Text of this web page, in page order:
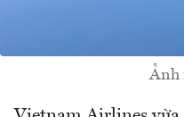
Ảnh